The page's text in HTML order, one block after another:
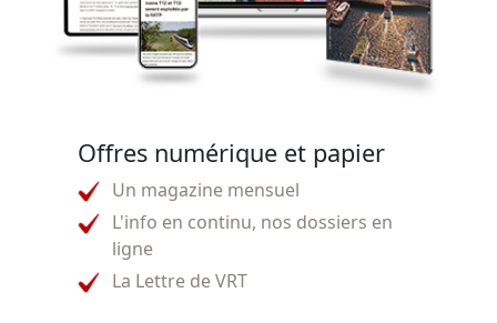
Offres numérique et papier
Un magazine mensuel
L'info en continu, nos dossiers en
ligne
La Lettre de VRT